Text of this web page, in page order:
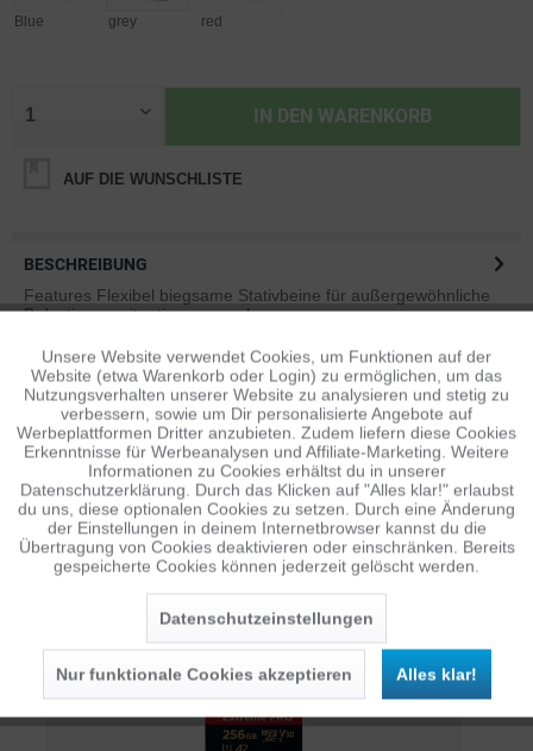
Blue grey red
IN DEN WARENKORB
AUF DIE WUNSCHLISTE
BESCHREIBUNG
Features Flexibel biegsame Stativbeine für außergewöhnliche
Befestigungssituationen...mehr
BEWERTUNGEN
0
Bewertungen lesen, schreiben und diskutieren...mehr
ÄHNLICHE ARTIKEL
Diese Artikel sind dem Produkt ähnlich ... mehr
Persönliche Empfehlungen
Funktionale Aktiv
Tracking Inaktiv
Personalisierung Inaktiv
Service Inaktiv
Unsere Website verwendet Cookies, um Funktionen auf der
Website (etwa Warenkorb oder Login) zu ermöglichen, um das
Nutzungsverhalten unserer Website zu analysieren und stetig zu
verbessern, sowie um Dir personalisierte Angebote auf
Werbeplattformen Dritter anzubieten. Zudem liefern diese Cookies
Erkenntnisse für Werbeanalysen und Affiliate-Marketing. Weitere
Informationen zu Cookies erhältst du in unserer
Datenschutzerklärung. Durch das Klicken auf "Alles klar!" erlaubst
du uns, diese optionalen Cookies zu setzen. Durch eine Änderung
der Einstellungen in deinem Internetbrowser kannst du die
Übertragung von Cookies deaktivieren oder einschränken. Bereits
gespeicherte Cookies können jederzeit gelöscht werden.
Datenschutzeinstellungen
Nur funktionale Cookies akzeptieren Alles klar!